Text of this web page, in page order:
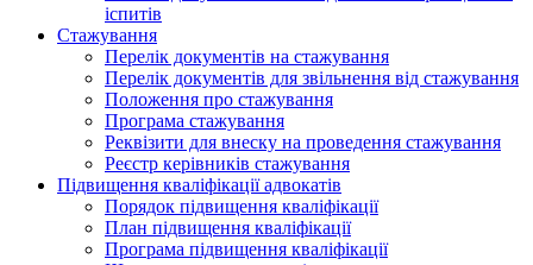
іспитів
Стажування
Перелік документів на стажування
Перелік документів для звільнення від стажування
Положення про стажування
Програма стажування
Реквізити для внеску на проведення стажування
Реєстр керівників стажування
Підвищення кваліфікації адвокатів
Порядок підвищення кваліфікації
План підвищення кваліфікації
Програма підвищення кваліфікації